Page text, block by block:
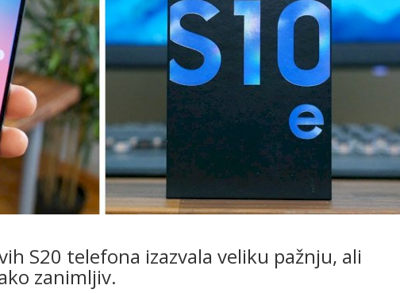
S20 telefona izazvala veliku pažnju, ali
zanimljiv.